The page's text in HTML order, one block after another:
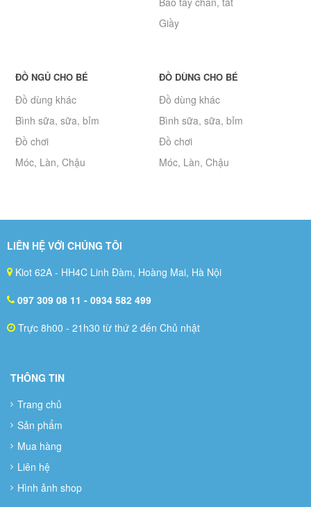
Giầy
ĐỒ NGỦ CHO BÉ
Đồ dùng khác
Bình sữa, sữa, bỉm
Đồ chơi
Móc, Làn, Chậu
ĐỒ DÙNG CHO BÉ
Đồ dùng khác
Bình sữa, sữa, bỉm
Đồ chơi
Móc, Làn, Chậu
LIÊN HỆ VỚI CHÚNG TÔI
Kiot 62A - HH4C Linh Đàm, Hoàng Mai, Hà Nội
097 309 08 11 - 0934 582 499
Trực 8h00 - 21h30 từ thứ 2 đến Chủ nhật
THÔNG TIN
Trang chủ
Sản phẩm
Mua hàng
Liên hệ
Hình ảnh shop